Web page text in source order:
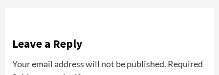
Leave a Reply
Your email address will not be published. Required